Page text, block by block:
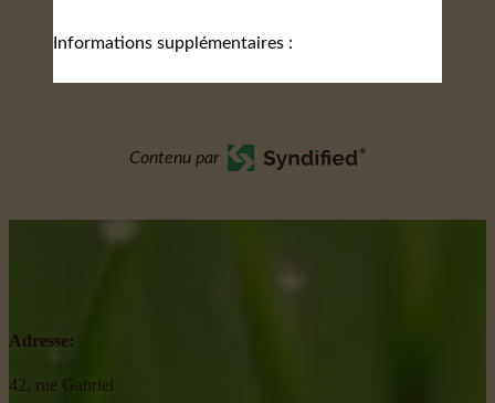
Informations supplémentaires :
Contenu par
Adresse:
42, rue Gabriel